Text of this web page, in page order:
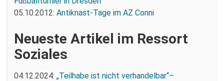
05.10.2012: Antiknast-Tage im AZ Conni
Neueste Artikel im Ressort
Soziales
04.12.2024: „Teilhabe ist nicht verhandelbar“–